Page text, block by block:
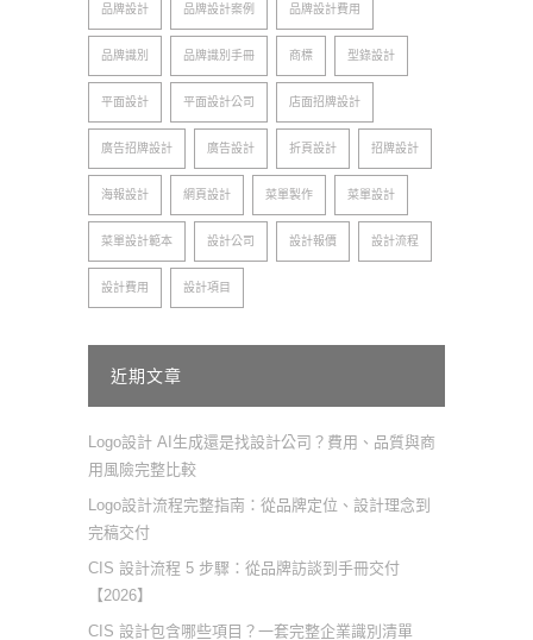
品牌設計 品牌設計案例 品牌設計費用
品牌識別 品牌識別手冊 商標 型錄設計
平面設計 平面設計公司 店面招牌設計
廣告招牌設計 廣告設計 折頁設計 招牌設計
海報設計 網頁設計 菜單製作 菜單設計
菜單設計範本 設計公司 設計報價 設計流程
設計費用 設計項目
近期文章
Logo設計 AI生成還是找設計公司？費用、品質與商
用風險完整比較
Logo設計流程完整指南：從品牌定位、設計理念到
完稿交付
CIS 設計流程 5 步驟：從品牌訪談到手冊交付
【2026】
CIS 設計包含哪些項目？一套完整企業識別清單